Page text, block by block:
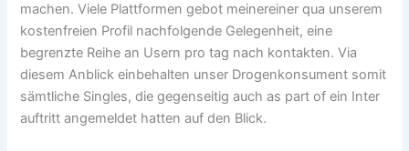
machen. Viele Plattformen gebot meinereiner qua unserem
kostenfreien Profil nachfolgende Gelegenheit, eine
begrenzte Reihe an Usern pro tag nach kontakten. Via
diesem Anblick einbehalten unser Drogenkonsument somit
sämtliche Singles, die gegenseitig auch as part of ein Inter
auftritt angemeldet hatten auf den Blick.